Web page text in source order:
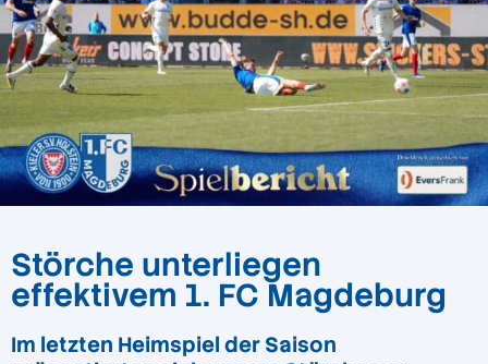
Störche unterliegen
effektivem 1. FC Magdeburg
Im letzten Heimspiel der Saison